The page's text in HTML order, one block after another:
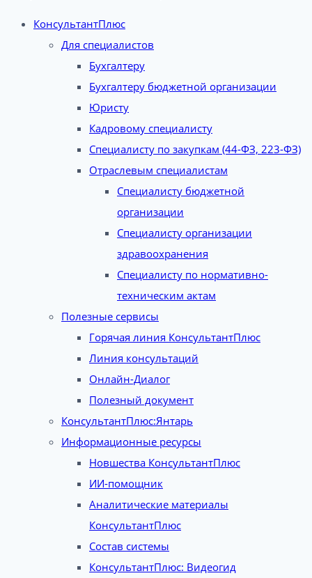
КонсультантПлюс
Для специалистов
Бухгалтеру
Бухгалтеру бюджетной организации
Юристу
Кадровому специалисту
Специалисту по закупкам (44-ФЗ, 223-ФЗ)
Отраслевым специалистам
Специалисту бюджетной
организации
Специалисту организации
здравоохранения
Специалисту по нормативно-
техническим актам
Полезные сервисы
Горячая линия КонсультантПлюс
Линия консультаций
Онлайн-Диалог
Полезный документ
КонсультантПлюс:Янтарь
Информационные ресурсы
Новшества КонсультантПлюс
ИИ-помощник
Аналитические материалы
КонсультантПлюс
Состав системы
КонсультантПлюс: Видеогид